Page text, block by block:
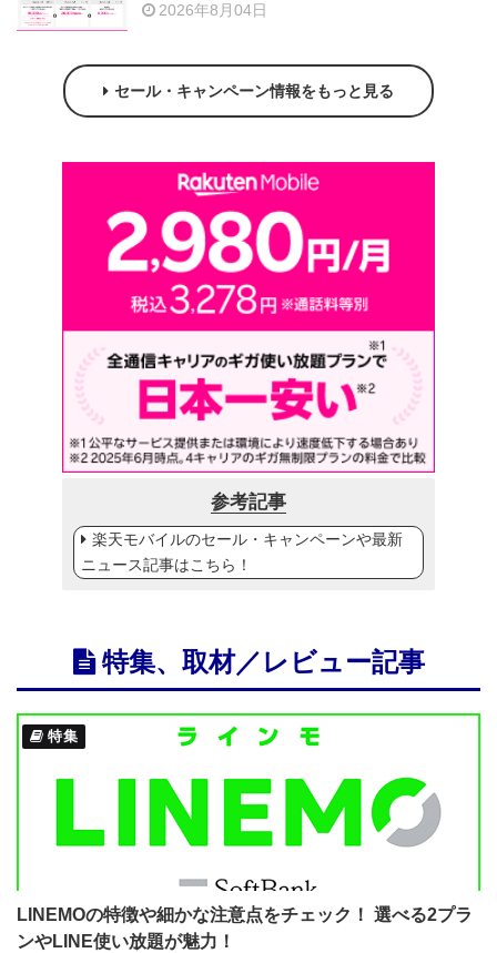
2026年8月04日
セール・キャンペーン情報をもっと見る
参考記事
楽天モバイルのセール・キャンペーンや最新
ニュース記事はこちら！
特集、取材／レビュー記事
特集
LINEMOの特徴や細かな注意点をチェック！ 選べる2プラ
ンやLINE使い放題が魅力！